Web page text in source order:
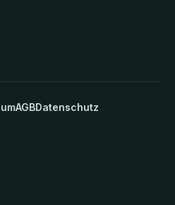
AGBDatenschutz